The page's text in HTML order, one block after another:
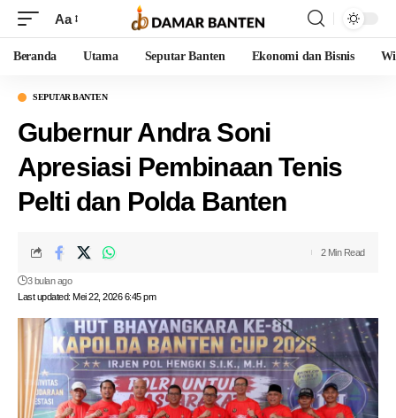
Aa
Beranda Utama Seputar Banten Ekonomi dan Bisnis
SEPUTAR BANTEN
Gubernur Andra Soni
Apresiasi Pembinaan Tenis
Pelti dan Polda Banten
Last updated: Mei 22, 2026 6:45 pm
3 bulan ago
2 Min Read